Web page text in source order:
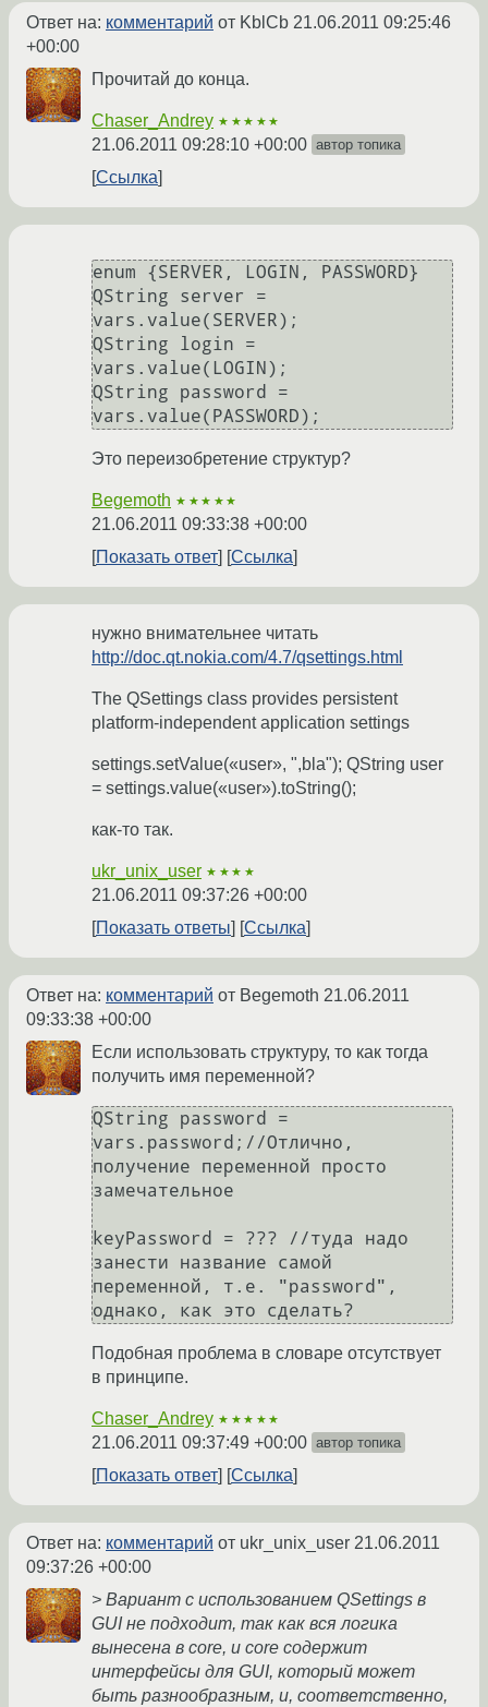
Ответ на: комментарий от KblCb 21.06.2011 09:25:46
+00:00
Прочитай до конца.
Chaser_Andrey ★★★★★
21.06.2011 09:28:10 +00:00 автор топика
Ссылка
enum {SERVER, LOGIN, PASSWORD}
QString server =
vars.value(SERVER);
QString login =
vars.value(LOGIN);
QString password =
Это переизобретение структур?
Begemoth ★★★★★
21.06.2011 09:33:38 +00:00
Показать ответ
Ссылка
нужно внимательнее читать
http://doc.qt.nokia.com/4.7/qsettings.html
The QSettings class provides persistent
platform-independent application settings
settings.setValue(«user», ",bla"); QString user
= settings.value(«user»).toString();
как-то так.
ukr_unix_user ★★★★
21.06.2011 09:37:26 +00:00
Показать ответы
Ссылка
Ответ на: комментарий от Begemoth 21.06.2011
09:33:38 +00:00
Если использовать структуру, то как тогда
получить имя переменной?
QString password =
vars.password;//Отлично,
получение переменной просто
замечательное
keyPassword = ??? //туда надо
занести название самой
переменной, т.е. "password",
Подобная проблема в словаре отсутствует
в принципе.
Chaser_Andrey ★★★★★
21.06.2011 09:37:49 +00:00 автор топика
Показать ответ Ссылка
Ответ на: комментарий от ukr_unix_user 21.06.2011
09:37:26 +00:00
> Вариант с использованием QSettings в
GUI не подходит, так как вся логика
вынесена в core, и core содержит
интерфейсы для GUI, который может
быть разнообразным, и, соответственно,